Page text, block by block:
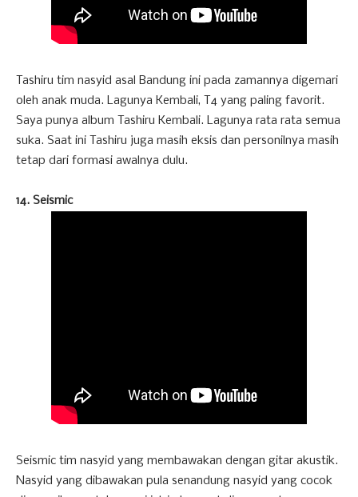
Tashiru tim nasyid asal Bandung ini pada zamannya digemari
oleh anak muda. Lagunya Kembali, T4 yang paling favorit.
Saya punya album Tashiru Kembali. Lagunya rata rata semua
suka. Saat ini Tashiru juga masih eksis dan personilnya masih
tetap dari formasi awalnya dulu.
14. Seismic
Seismic tim nasyid yang membawakan dengan gitar akustik.
Nasyid yang dibawakan pula senandung nasyid yang cocok